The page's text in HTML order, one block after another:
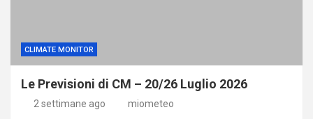
CLIMATE MONITOR
Le Previsioni di CM – 20/26 Luglio 2026
2 settimane ago miometeo